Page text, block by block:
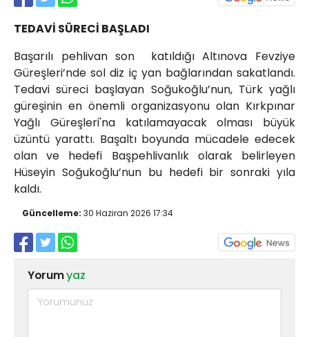
TEDAVİ SÜRECİ BAŞLADI
Başarılı pehlivan son katıldığı Altınova Fevziye
Güreşleri’nde sol diz iç yan bağlarından sakatlandı.
Tedavi süreci başlayan Soğukoğlu’nun, Türk yağlı
güreşinin en önemli organizasyonu olan Kırkpınar
Yağlı Güreşleri'na katılamayacak olması büyük
üzüntü yarattı. Başaltı boyunda mücadele edecek
olan ve hedefi Başpehlivanlık olarak belirleyen
Hüseyin Soğukoğlu’nun bu hedefi bir sonraki yıla
kaldı.
Güncelleme: 30 Haziran 2026 17:34
Yorumyaz